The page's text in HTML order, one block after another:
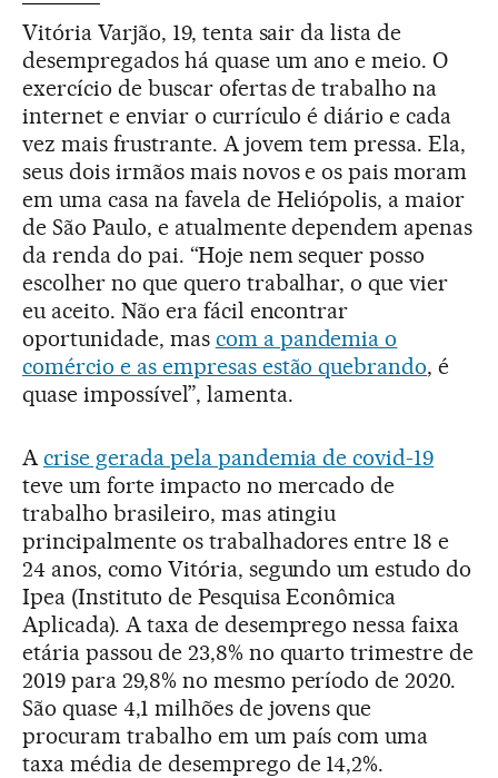
Vitória Varjão, 19, tenta sair da lista de
desempregados há quase um ano e meio. O
exercício de buscar ofertas de trabalho na
internet e enviar o currículo é diário e cada
vez mais frustrante. A jovem tem pressa. Ela,
seus dois irmãos mais novos e os pais moram
em uma casa na favela de Heliópolis, a maior
de São Paulo, e atualmente dependem apenas
da renda do pai. “Hoje nem sequer posso
escolher no que quero trabalhar, o que vier
eu aceito. Não era fácil encontrar
oportunidade, mas com a pandemia o
comércio e as empresas estão quebrando, é
quase impossível”, lamenta.
A crise gerada pela pandemia de covid-19
teve um forte impacto no mercado de
trabalho brasileiro, mas atingiu
principalmente os trabalhadores entre 18 e
24 anos, como Vitória, segundo um estudo do
Ipea (Instituto de Pesquisa Econômica
Aplicada). A taxa de desemprego nessa faixa
etária passou de 23,8% no quarto trimestre de
2019 para 29,8% no mesmo período de 2020.
São quase 4,1 milhões de jovens que
procuram trabalho em um país com uma
taxa média de desemprego de 14,2%.